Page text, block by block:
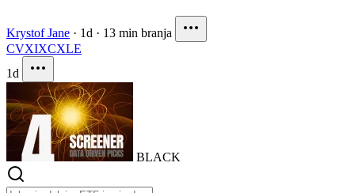
Krystof Jane · 1d · 13 min branja
CVXIXCXLE
1d
BLACK